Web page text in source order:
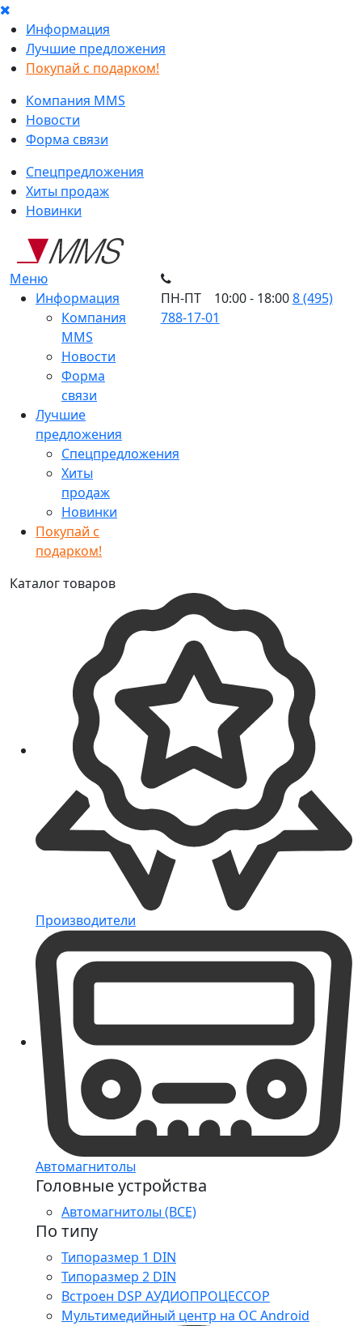
Информация
Лучшие предложения
Покупай с подарком!
Компания MMS
Новости
Форма связи
Спецпредложения
Хиты продаж
Новинки
Меню
Информация
Компания
MMS
Новости
Форма
связи
Лучшие
предложения
Спецпредложения
Хиты
продаж
Новинки
Покупай с
подарком!
ПН-ПТ 10:00 - 18:008 (495)
788-17-01
Каталог товаров
Производители
Автомагнитолы
Головные устройства
Автомагнитолы (ВСЕ)
По типу
Типоразмер 1 DIN
Типоразмер 2 DIN
Встроен DSP АУДИОПРОЦЕССОР
Мультимедийный центр на ОС Android